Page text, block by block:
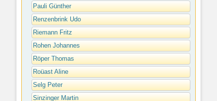
Pauli Günther
Renzenbrink Udo
Riemann Fritz
Rohen Johannes
Röper Thomas
Roüast Aline
Selg Peter
Sinzinger Martin